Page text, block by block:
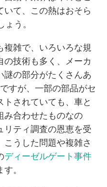
いて、この熱はおそら
う。
複雑で、いろいろな規
の技術も多く、メーカ
謎の部分がたくさんあ
すが、一部の部品がセ
されていても、車と
み合わせたものなの
リティ調査の恩恵を受
うした問題や複雑さ
ディーゼルゲート事件
。